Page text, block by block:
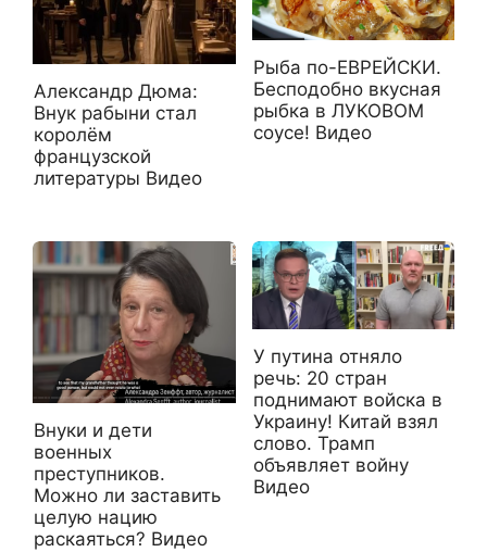
Александр Дюма:
Внук рабыни стал
королём
французской
литературы Видео
Рыба по-ЕВРЕЙСКИ.
Бесподобно вкусная
рыбка в ЛУКОВОМ
соусе! Видео
Внуки и дети
военных
преступников.
Можно ли заставить
целую нацию
раскаяться? Видео
У путина отняло
речь: 20 стран
поднимают войска в
Украину! Китай взял
слово. Трамп
объявляет войну
Видео